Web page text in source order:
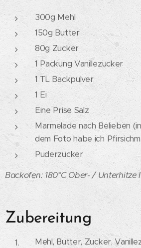
300g Mehl
150g Butter
80g Zucker
1 Packung Vanillezucker
1 TL Backpulver
1 Ei
Eine Prise Salz
Marmelade nach Belieben
dem Foto habe ich
Puderzucker
Backofen: 180°C Ober- / Unterhitze
Zubereitung
Mehl, Butter, Zucker,